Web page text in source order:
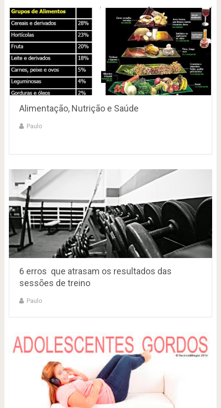
Alimentação, Nutrição e Saúde
Paulo
6 erros que atrasam os resultados das
sessões de treino
Paulo